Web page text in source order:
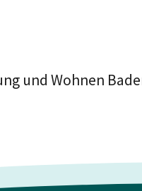
und Wohnen